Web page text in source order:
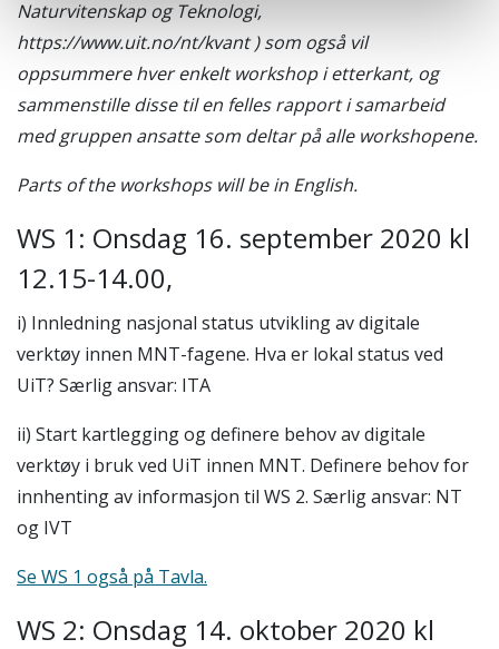
Naturvitenskap og Teknologi,
https://www.uit.no/nt/kvant ) som også vil
oppsummere hver enkelt workshop i etterkant, og
sammenstille disse til en felles rapport i samarbeid
med gruppen ansatte som deltar på alle workshopene.
Parts of the workshops will be in English.
WS 1: Onsdag 16. september 2020 kl
12.15-14.00,
i) Innledning nasjonal status utvikling av digitale
verktøy innen MNT-fagene. Hva er lokal status ved
UiT? Særlig ansvar: ITA
ii) Start kartlegging og definere behov av digitale
verktøy i bruk ved UiT innen MNT. Definere behov for
innhenting av informasjon til WS 2. Særlig ansvar: NT
og IVT
Se WS 1 også på Tavla.
WS 2: Onsdag 14. oktober 2020 kl